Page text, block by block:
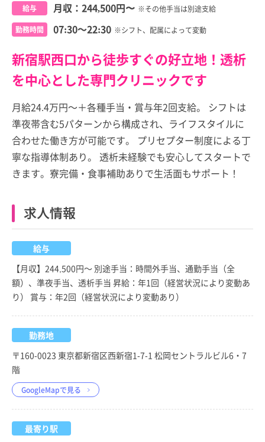
給与 月収： 244,500円〜 ※その他手当は別途支給
勤務時間 07:30～22:30 ※シフト、配属によって変動
新宿駅西口から徒歩すぐの好立地！透析
を中心とした専門クリニックです
月給24.4万円～＋各種手当・賞与年2回支給。 シフトは
準夜帯含む5パターンから構成され、ライフスタイルに
合わせた働き方が可能です。 プリセプター制度による丁
寧な指導体制あり。 透析未経験でも安心してスタートで
きます。寮完備・食事補助ありで生活面もサポート！
求人情報
給与
【月収】244,500円～ 別途手当：時間外手当、通勤手当（全
額）、準夜手当、透析手当 昇給：年1回（経営状況により変動あ
り） 賞与：年2回（経営状況により変動あり）
勤務地
〒160-0023 東京都新宿区西新宿1-7-1 松岡セントラルビル6・7
階
GoogleMapで見る
最寄り駅